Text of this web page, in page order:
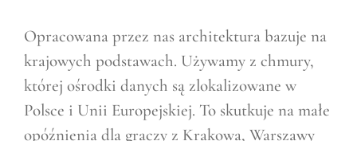
Opracowana przez nas architektura bazuje na
krajowych podstawach. Używamy z chmury,
której ośrodki danych są zlokalizowane w
Polsce i Unii Europejskiej. To skutkuje na małe
opóźnienia dla graczy z Krakowa, Warszawy